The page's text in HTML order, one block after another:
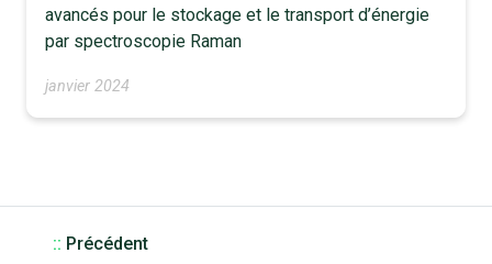
avancés pour le stockage et le transport d’énergie
par spectroscopie Raman
janvier 2024
:: Précédent